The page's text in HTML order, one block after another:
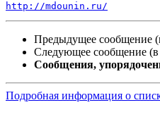
http://mdounin.ru/
Предыдущее сообщение
Следующее сообщение (в
Сообщения,
Подробная информация о